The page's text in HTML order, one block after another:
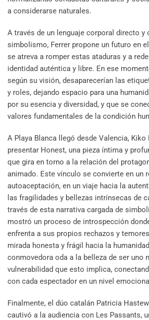
a considerarse naturales.
A través de un lenguaje corporal directo y
simbolismo, Ferrer propone un futuro en
se atreva a romper estas ataduras y a
identidad auténtica y libre. En ese
según su visión, desaparecerían las
y roles, dejando espacio para una
por su esencia y diversidad, y que se
valores fundamentales de la condición
A Playa Blanca llegó desde Valencia, Kiko
presentar Honest, una pieza íntima y
que gira en torno a la relación del
animado. Este vínculo se convierte en un
autoaceptación, en un viaje hacia la
las fragilidades y bellezas intrínsecas de
través de esta narrativa cargada de
mostró un proceso de introspección
enfrenta a sus propios rechazos y
mirada honesta y frágil hacia la
conmovedora oda a la belleza de ser uno
vulnerabilidad que esto implica,
con cada espectador en un nivel
Finalmente, el dúo catalán Patricia
cautivó a la audiencia con Les Passants,